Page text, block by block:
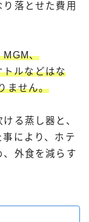
落とせた費用
MGM、
ルなどはな
ません。
る蒸し器と、
により、ホテ
、外食を減らす